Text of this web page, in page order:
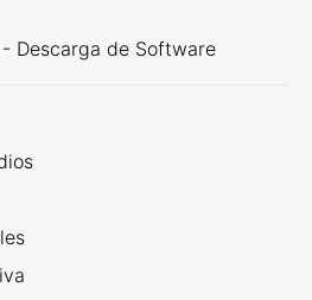
Descarga de Software